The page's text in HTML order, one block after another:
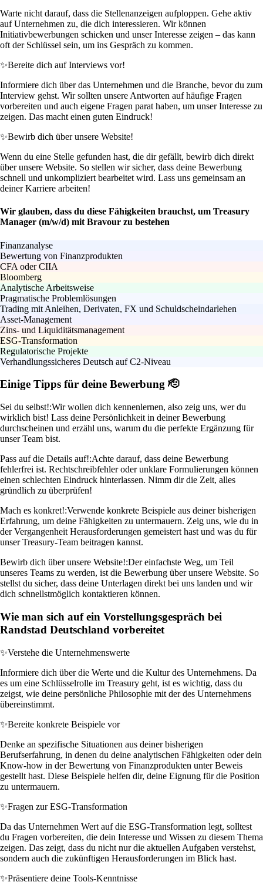
Warte nicht darauf, dass die Stellenanzeigen aufploppen. Gehe aktiv
auf Unternehmen zu, die dich interessieren. Wir können
Initiativbewerbungen schicken und unser Interesse zeigen – das kann
oft der Schlüssel sein, um ins Gespräch zu kommen.
✨Bereite dich auf Interviews vor!
Informiere dich über das Unternehmen und die Branche, bevor du zum
Interview gehst. Wir sollten unsere Antworten auf häufige Fragen
vorbereiten und auch eigene Fragen parat haben, um unser Interesse zu
zeigen. Das macht einen guten Eindruck!
✨Bewirb dich über unsere Website!
Wenn du eine Stelle gefunden hast, die dir gefällt, bewirb dich direkt
über unsere Website. So stellen wir sicher, dass deine Bewerbung
schnell und unkompliziert bearbeitet wird. Lass uns gemeinsam an
deiner Karriere arbeiten!
Wir glauben, dass du diese Fähigkeiten brauchst, um Treasury
Manager (m/w/d) mit Bravour zu bestehen
Finanzanalyse
Bewertung von Finanzprodukten
CFA oder CIIA
Bloomberg
Analytische Arbeitsweise
Pragmatische Problemlösungen
Trading mit Anleihen, Derivaten, FX und Schuldscheindarlehen
Asset-Management
Zins- und Liquiditätsmanagement
ESG-Transformation
Regulatorische Projekte
Verhandlungssicheres Deutsch auf C2-Niveau
Einige Tipps für deine Bewerbung 🫡
Sei du selbst!:Wir wollen dich kennenlernen, also zeig uns, wer du
wirklich bist! Lass deine Persönlichkeit in deiner Bewerbung
durchscheinen und erzähl uns, warum du die perfekte Ergänzung für
unser Team bist.
Pass auf die Details auf!:Achte darauf, dass deine Bewerbung
fehlerfrei ist. Rechtschreibfehler oder unklare Formulierungen können
einen schlechten Eindruck hinterlassen. Nimm dir die Zeit, alles
gründlich zu überprüfen!
Mach es konkret!:Verwende konkrete Beispiele aus deiner bisherigen
Erfahrung, um deine Fähigkeiten zu untermauern. Zeig uns, wie du in
der Vergangenheit Herausforderungen gemeistert hast und was du für
unser Treasury-Team beitragen kannst.
Bewirb dich über unsere Website!:Der einfachste Weg, um Teil
unseres Teams zu werden, ist die Bewerbung über unsere Website. So
stellst du sicher, dass deine Unterlagen direkt bei uns landen und wir
dich schnellstmöglich kontaktieren können.
Wie man sich auf ein Vorstellungsgespräch bei
Randstad Deutschland vorbereitet
✨Verstehe die Unternehmenswerte
Informiere dich über die Werte und die Kultur des Unternehmens. Da
es um eine Schlüsselrolle im Treasury geht, ist es wichtig, dass du
zeigst, wie deine persönliche Philosophie mit der des Unternehmens
übereinstimmt.
✨Bereite konkrete Beispiele vor
Denke an spezifische Situationen aus deiner bisherigen
Berufserfahrung, in denen du deine analytischen Fähigkeiten oder dein
Know-how in der Bewertung von Finanzprodukten unter Beweis
gestellt hast. Diese Beispiele helfen dir, deine Eignung für die Position
zu untermauern.
✨Fragen zur ESG-Transformation
Da das Unternehmen Wert auf die ESG-Transformation legt, solltest
du Fragen vorbereiten, die dein Interesse und Wissen zu diesem Thema
zeigen. Das zeigt, dass du nicht nur die aktuellen Aufgaben verstehst,
sondern auch die zukünftigen Herausforderungen im Blick hast.
✨Präsentiere deine Tools-Kenntnisse